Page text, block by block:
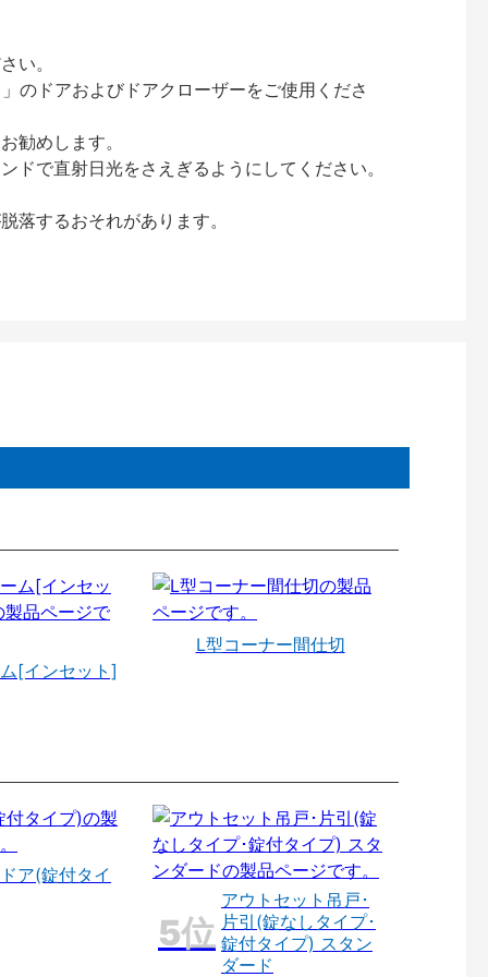
い。
のドアおよびドアクローザーをご使用くださ
勧めします。
で直射日光をさえぎるようにしてください。
するおそれがあります。
[インセット]
L型コーナー間仕切
ア(錠付タイ
アウトセット吊戸･
片引(錠なしタイプ･
錠付タイプ) スタン
ダード